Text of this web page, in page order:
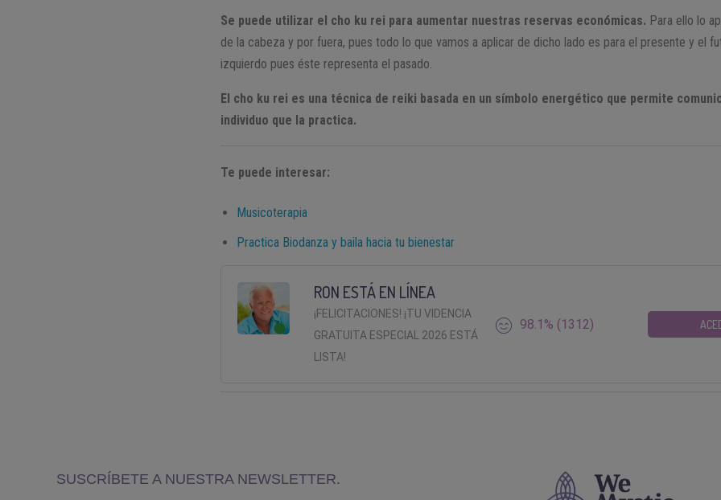
Se puede utilizar el cho ku rei para aumentar nuestras reservas económicas. Para ello lo
de la cabeza y por fuera, pues todo lo que vamos a aplicar de dicho lado es para el presente y el
izquierdo pues éste representa el pasado.
El cho ku rei es una técnica de reiki basada en un símbolo energético que permite
individuo que la practica.
Te puede interesar:
Musicoterapia
Practica Biodanza y baila hacia tu bienestar
RON ESTÁ EN LÍNEA
¡FELICITACIONES! ¡TU VIDENCIA
GRATUITA ESPECIAL 2026 ESTÁ
LISTA!
98.1% (1312)